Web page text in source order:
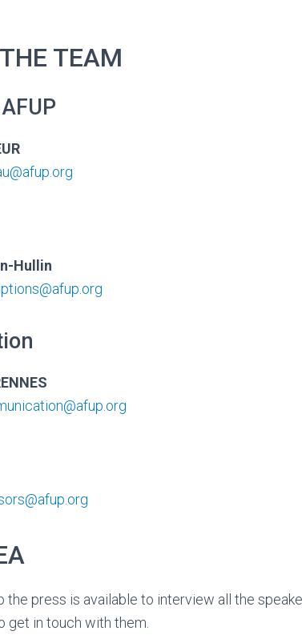
TEAM
Hullin
the press is available to interview all the
get in touch with them.